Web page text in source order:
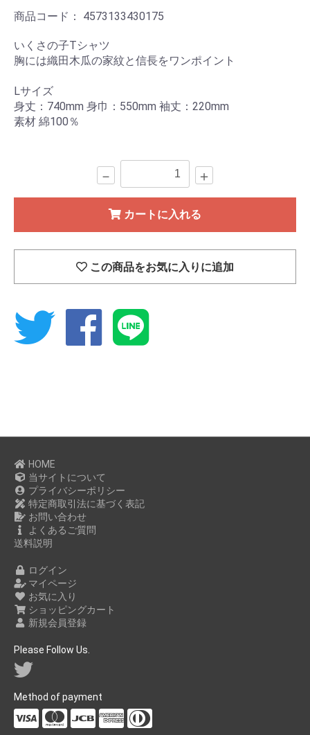
商品コード： 4573133430175
いくさの子Tシャツ
胸には織田木瓜の家紋と信長をワンポイント
Lサイズ
身丈：740mm 身巾：550mm 袖丈：220mm
素材 綿100％
－ ＋
カートに入れる
この商品をお気に入りに追加
Twitter
Facebook
Line
HOME
当サイトについて
プライバシーポリシー
特定商取引法に基づく表記
お問い合わせ
よくあるご質問
送料説明
ログイン
マイページ
お気に入り
ショッピングカート
新規会員登録
Please Follow Us.
Method of payment